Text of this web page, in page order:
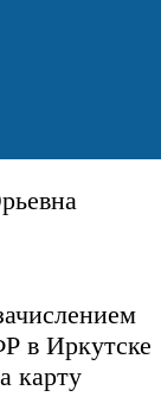
в Иркутске
карту